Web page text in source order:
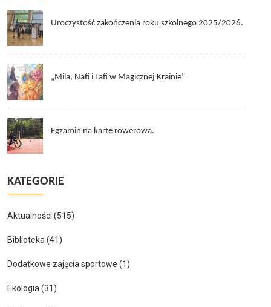
Uroczystość zakończenia roku szkolnego 2025/2026.
„Mila, Nafi i Lafi w Magicznej Krainie”
Egzamin na kartę rowerową.
KATEGORIE
Aktualności (515)
Biblioteka (41)
Dodatkowe zajęcia sportowe (1)
Ekologia (31)